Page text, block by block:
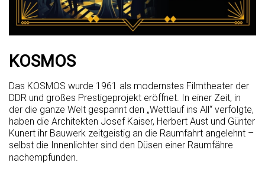
KOSMOS
Das KOSMOS wurde 1961 als modernstes Filmtheater der
DDR und großes Prestigeprojekt eröffnet. In einer Zeit, in
der die ganze Welt gespannt den „Wettlauf ins All“ verfolgte,
haben die Architekten Josef Kaiser, Herbert Aust und Günter
Kunert ihr Bauwerk zeitgeistig an die Raumfahrt angelehnt –
selbst die Innenlichter sind den Düsen einer Raumfähre
nachempfunden.